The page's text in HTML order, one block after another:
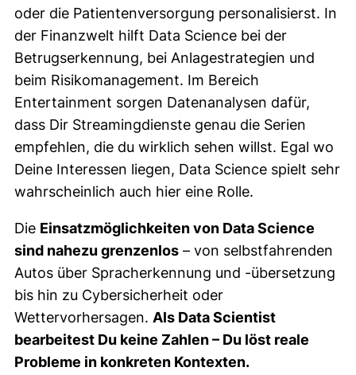
oder die Patientenversorgung personalisierst. In
der Finanzwelt hilft Data Science bei der
Betrugserkennung, bei Anlagestrategien und
beim Risikomanagement. Im Bereich
Entertainment sorgen Datenanalysen dafür,
dass Dir Streamingdienste genau die Serien
empfehlen, die du wirklich sehen willst. Egal wo
Deine Interessen liegen, Data Science spielt sehr
wahrscheinlich auch hier eine Rolle.
Die Einsatzmöglichkeiten von Data Science
sind nahezu grenzenlos – von selbstfahrenden
Autos über Spracherkennung und -übersetzung
bis hin zu Cybersicherheit oder
Wettervorhersagen. Als Data Scientist
bearbeitest Du keine Zahlen – Du löst reale
Probleme in konkreten Kontexten.